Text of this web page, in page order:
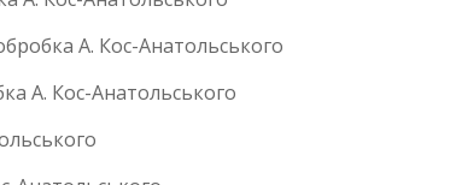
А. Кос-Анатольського
А. Кос-Анатольського